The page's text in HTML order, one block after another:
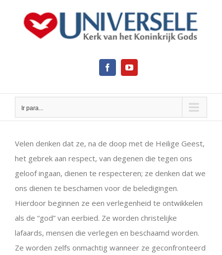
FacebookYouTube
Ir para...
Larger
Image
Velen denken dat ze, na de doop met de Heilige Geest,
het gebrek aan respect, van degenen die tegen ons
geloof ingaan, dienen te respecteren; ze denken dat we
ons dienen te beschamen voor de beledigingen.
Hierdoor beginnen ze een verlegenheid te ontwikkelen
als de “god” van eerbied. Ze worden christelijke
lafaards, mensen die verlegen en beschaamd worden.
Ze worden zelfs onmachtig wanneer ze geconfronteerd